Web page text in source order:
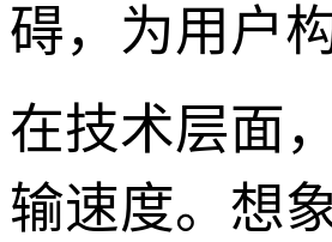
碍，为用户
在技术层面
输速度。想